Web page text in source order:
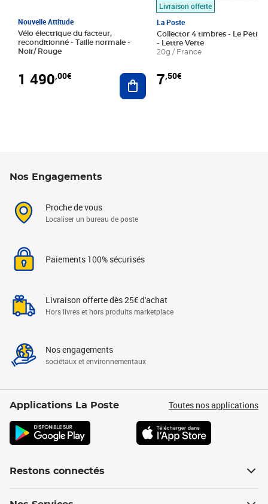
Nouvelle Attitude
Vélo électrique du facteur,
reconditionné - Taille normale -
Noir/ Rouge
1 490,00€ Ajouter au panier
Livraison offerte
La Poste
Collector 4 timbres - Le Petit
- Lettre Verte
20g / France
7,50€
Nos Engagements
Proche de vous
Localiser un bureau de poste
Paiements 100% sécurisés
Livraison offerte dès 25€ d'achat
Hors livres et hors produits marketplace
Nos engagements
sociétaux et environnementaux
Applications La Poste Toutes nos applications
Restons connectés